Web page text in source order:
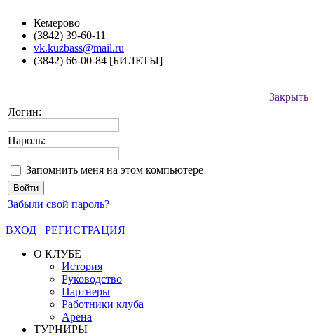
Кемерово
(3842) 39-60-11
vk.kuzbass@mail.ru
(3842) 66-00-84 [БИЛЕТЫ]
Закрыть
Логин:
Пароль:
Запомнить меня на этом компьютере
Забыли свой пароль?
ВХОД
РЕГИСТРАЦИЯ
О КЛУБЕ
История
Руководство
Партнеры
Работники клуба
Арена
ТУРНИРЫ